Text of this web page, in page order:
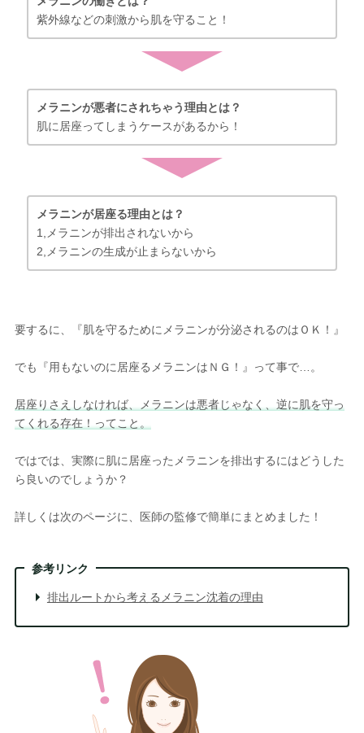
紫外線などの刺激から肌を守ること！
メラニンが悪者にされちゃう理由とは？
肌に居座ってしまうケースがあるから！
メラニンが居座る理由とは？
1,メラニンが排出されないから
2,メラニンの生成が止まらないから
要するに、『肌を守るためにメラニンが分泌されるのはＯＫ！』
でも『用もないのに居座るメラニンはＮＧ！』って事で…。
居座りさえしなければ、メラニンは悪者じゃなく、逆に肌を守っ
てくれる存在！ってこと。
ではでは、実際に肌に居座ったメラニンを排出するにはどうした
ら良いのでしょうか？
詳しくは次のページに、医師の監修で簡単にまとめました！
参考リンク
排出ルートから考えるメラニン沈着の理由